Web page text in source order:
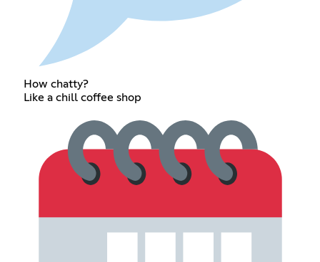
How chatty?
Like a chill coffee shop